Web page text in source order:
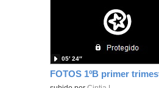
05′ 24″